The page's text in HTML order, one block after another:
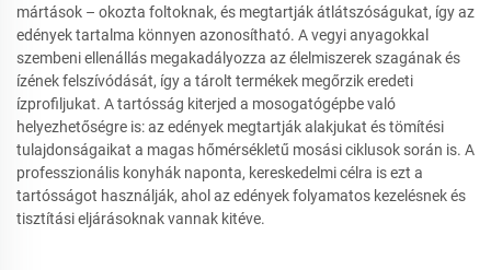
mártások – okozta foltoknak, és megtartják átlátszóságukat, így az
edények tartalma könnyen azonosítható. A vegyi anyagokkal
szembeni ellenállás megakadályozza az élelmiszerek szagának és
ízének felszívódását, így a tárolt termékek megőrzik eredeti
ízprofiljukat. A tartósság kiterjed a mosogatógépbe való
helyezhetőségre is: az edények megtartják alakjukat és tömítési
tulajdonságaikat a magas hőmérsékletű mosási ciklusok során is. A
professzionális konyhák naponta, kereskedelmi célra is ezt a
tartósságot használják, ahol az edények folyamatos kezelésnek és
tisztítási eljárásoknak vannak kitéve.